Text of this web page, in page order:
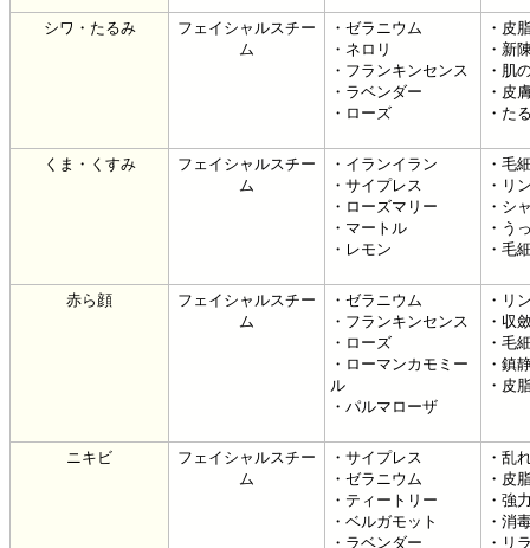
シワ・たるみ
フェイシャルスチー
ム
・ゼラニウム
・ネロリ
・フランキンセンス
・ラベンダー
・ローズ
・皮
・新
・肌
・皮
・た
くま・くすみ
フェイシャルスチー
ム
・イランイラン
・サイプレス
・ローズマリー
・マートル
・レモン
・毛
・リ
・シ
・う
・毛
赤ら顔
フェイシャルスチー
ム
・ゼラニウム
・フランキンセンス
・ローズ
・ローマンカモミー
ル
・パルマローザ
・リ
・収
・毛
・鎮
・皮
ニキビ
フェイシャルスチー
ム
・サイプレス
・ゼラニウム
・ティートリー
・ベルガモット
・ラベンダー
・乱
・皮
・強
・消
・リ